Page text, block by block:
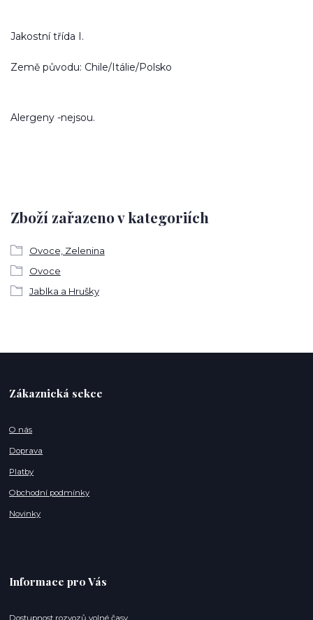
Jakostní třída I.
Země původu: Chile/Itálie/Polsko
Alergeny -nejsou.
Zboží zařazeno v kategoriích
Ovoce, Zelenina
Ovoce
Jablka a Hrušky
Zákaznická sekce
O nás
Doprava
Platby
Obchodní podmínky
Novinky
Informace pro Vás